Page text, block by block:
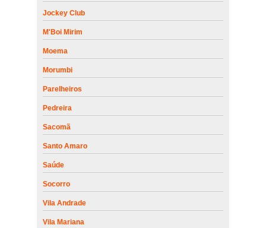
Jockey Club
M'Boi Mirim
Moema
Morumbi
Parelheiros
Pedreira
Sacomã
Santo Amaro
Saúde
Socorro
Vila Andrade
Vila Mariana